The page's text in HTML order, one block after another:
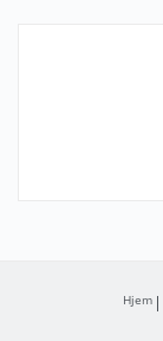
Hjem